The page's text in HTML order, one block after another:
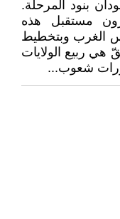
بنود المرحلة.
مستقبل هذه
الغرب وبتخطيط
هي ربيع الولايات
ثورات شعوب...